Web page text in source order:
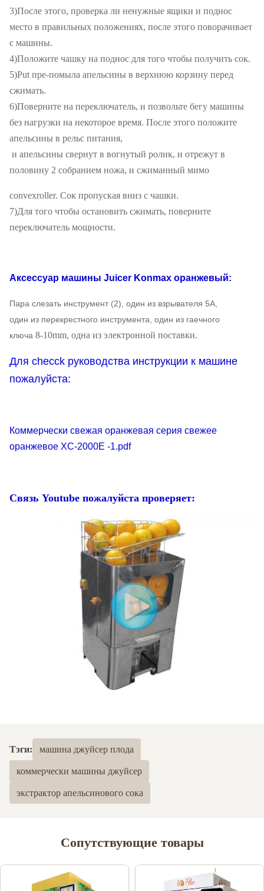
3)После этого, проверка ли ненужные ящики и поднос
место в правильных положениях, после этого поворачивает
с машины.
4)Положите чашку на поднос для того чтобы получить сок.
5)Put пре-помыла апельсины в верхнюю корзину перед
сжимать.
6)Поверните на переключатель, и позвольте бегу машины
без нагрузки на некоторое время. После этого положите
апельсины в рельс питания,
и апельсины свернут в вогнутый ролик, и отрежут в
половину 2 собранием ножа, и сжиманный мимо
convexroller. Сок пропуская вниз с чашки.
7)Для того чтобы остановить сжимать, поверните
переключатель мощности.
Аксессуар машины Juicer Konmax оранжевый:
Пара слезать инструмент (2), один из взрывателя 5A,
один из перекрестного инструмента, один из гаечного
ключа 8-10mm, одна из электронной поставки.
Для checck руководства инструкции к машине
пожалуйста:
Коммерчески свежая оранжевая серия свежее
оранжевое XC-2000E -1.pdf
Связь Youtube пожалуйста проверяет:
Тэги: машина джуйсер плода
коммерчески машины джуйсер
экстрактор апельсинового сока
Сопутствующие товары